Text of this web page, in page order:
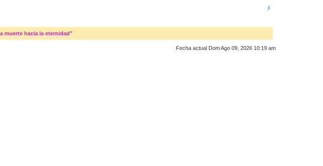
B
muerte hacia la eternidad"
Fecha actual Dom Ago 09, 2026 10:19 am